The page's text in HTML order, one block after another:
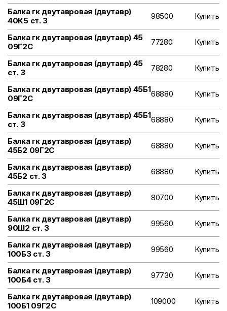
Балка гк двутавровая (двутавр)
40К5 ст. 3
98500 Купить
Балка гк двутавровая (двутавр) 45
09Г2С
77280 Купить
Балка гк двутавровая (двутавр) 45
ст. 3
78280 Купить
Балка гк двутавровая (двутавр) 45Б1
09Г2С
68880 Купить
Балка гк двутавровая (двутавр) 45Б1
ст. 3
68880 Купить
Балка гк двутавровая (двутавр)
45Б2 09Г2С
68880 Купить
Балка гк двутавровая (двутавр)
45Б2 ст. 3
68880 Купить
Балка гк двутавровая (двутавр)
45Ш1 09Г2С
80700 Купить
Балка гк двутавровая (двутавр)
90Ш2 ст. 3
99560 Купить
Балка гк двутавровая (двутавр)
100Б3 ст. 3
99560 Купить
Балка гк двутавровая (двутавр)
100Б4 ст. 3
97730 Купить
Балка гк двутавровая (двутавр)
100Б1 09Г2С
109000 Купить